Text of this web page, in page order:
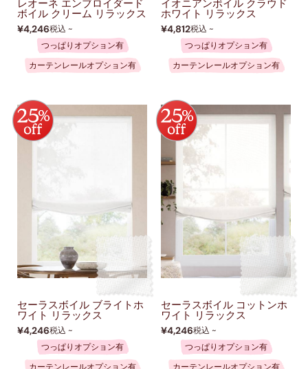
レオーネ エンブロイダード
ボイル クリーム リラックス
¥4,246税込 ~
つっぱりオプション有
カーテンレールオプション有
イオニアンボイル クラウド
ホワイト リラックス
¥4,812税込 ~
つっぱりオプション有
カーテンレールオプション有
セーラスボイル ブライトホ
ワイト リラックス
¥4,246税込 ~
つっぱりオプション有
カーテンレールオプション有
セーラスボイル コットンホ
ワイト リラックス
¥4,246税込 ~
つっぱりオプション有
カーテンレールオプション有